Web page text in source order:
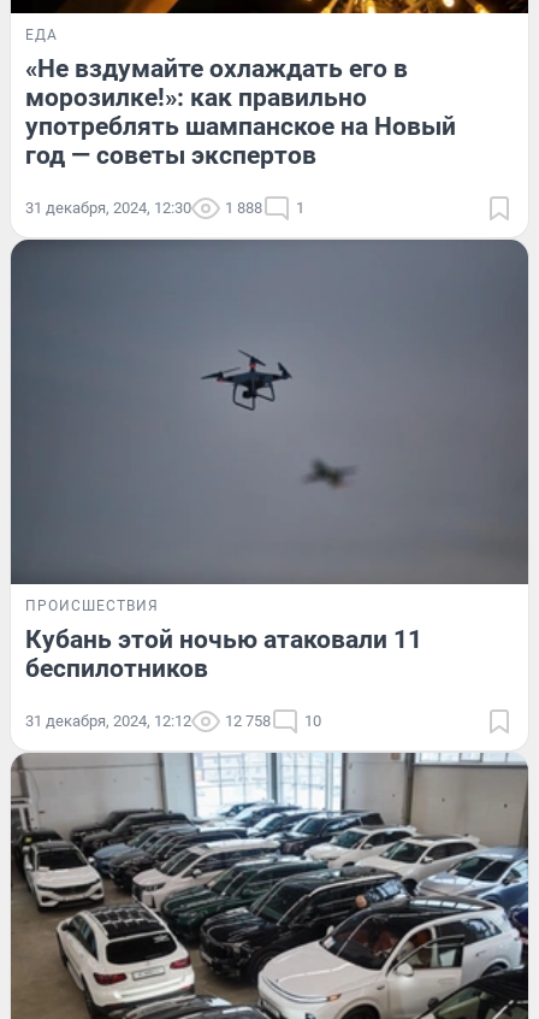
ЕДА
«Не вздумайте охлаждать его в
морозилке!»: как правильно
употреблять шампанское на Новый
год — советы экспертов
31 декабря, 2024, 12:30 1 888 1
ПРОИСШЕСТВИЯ
Кубань этой ночью атаковали 11
беспилотников
31 декабря, 2024, 12:12 12 758 10